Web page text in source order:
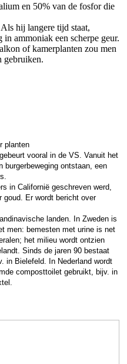
en 50% van de fosfor die
hij langere tijd staat,
ammoniak een scherpe geur.
of kamerplanten zou men
gebruiken.
planten
vooral in de VS. Vanuit het
burgerbeweging ontstaan, een
in Californië geschreven werd,
goud. Er wordt bericht over
landen. In Zweden is
men: bemesten met urine is net
het milieu wordt ontzien
Sinds de jaren 90 bestaat
in Bielefeld. In Nederland wordt
composttoilet gebruikt, bijv. in